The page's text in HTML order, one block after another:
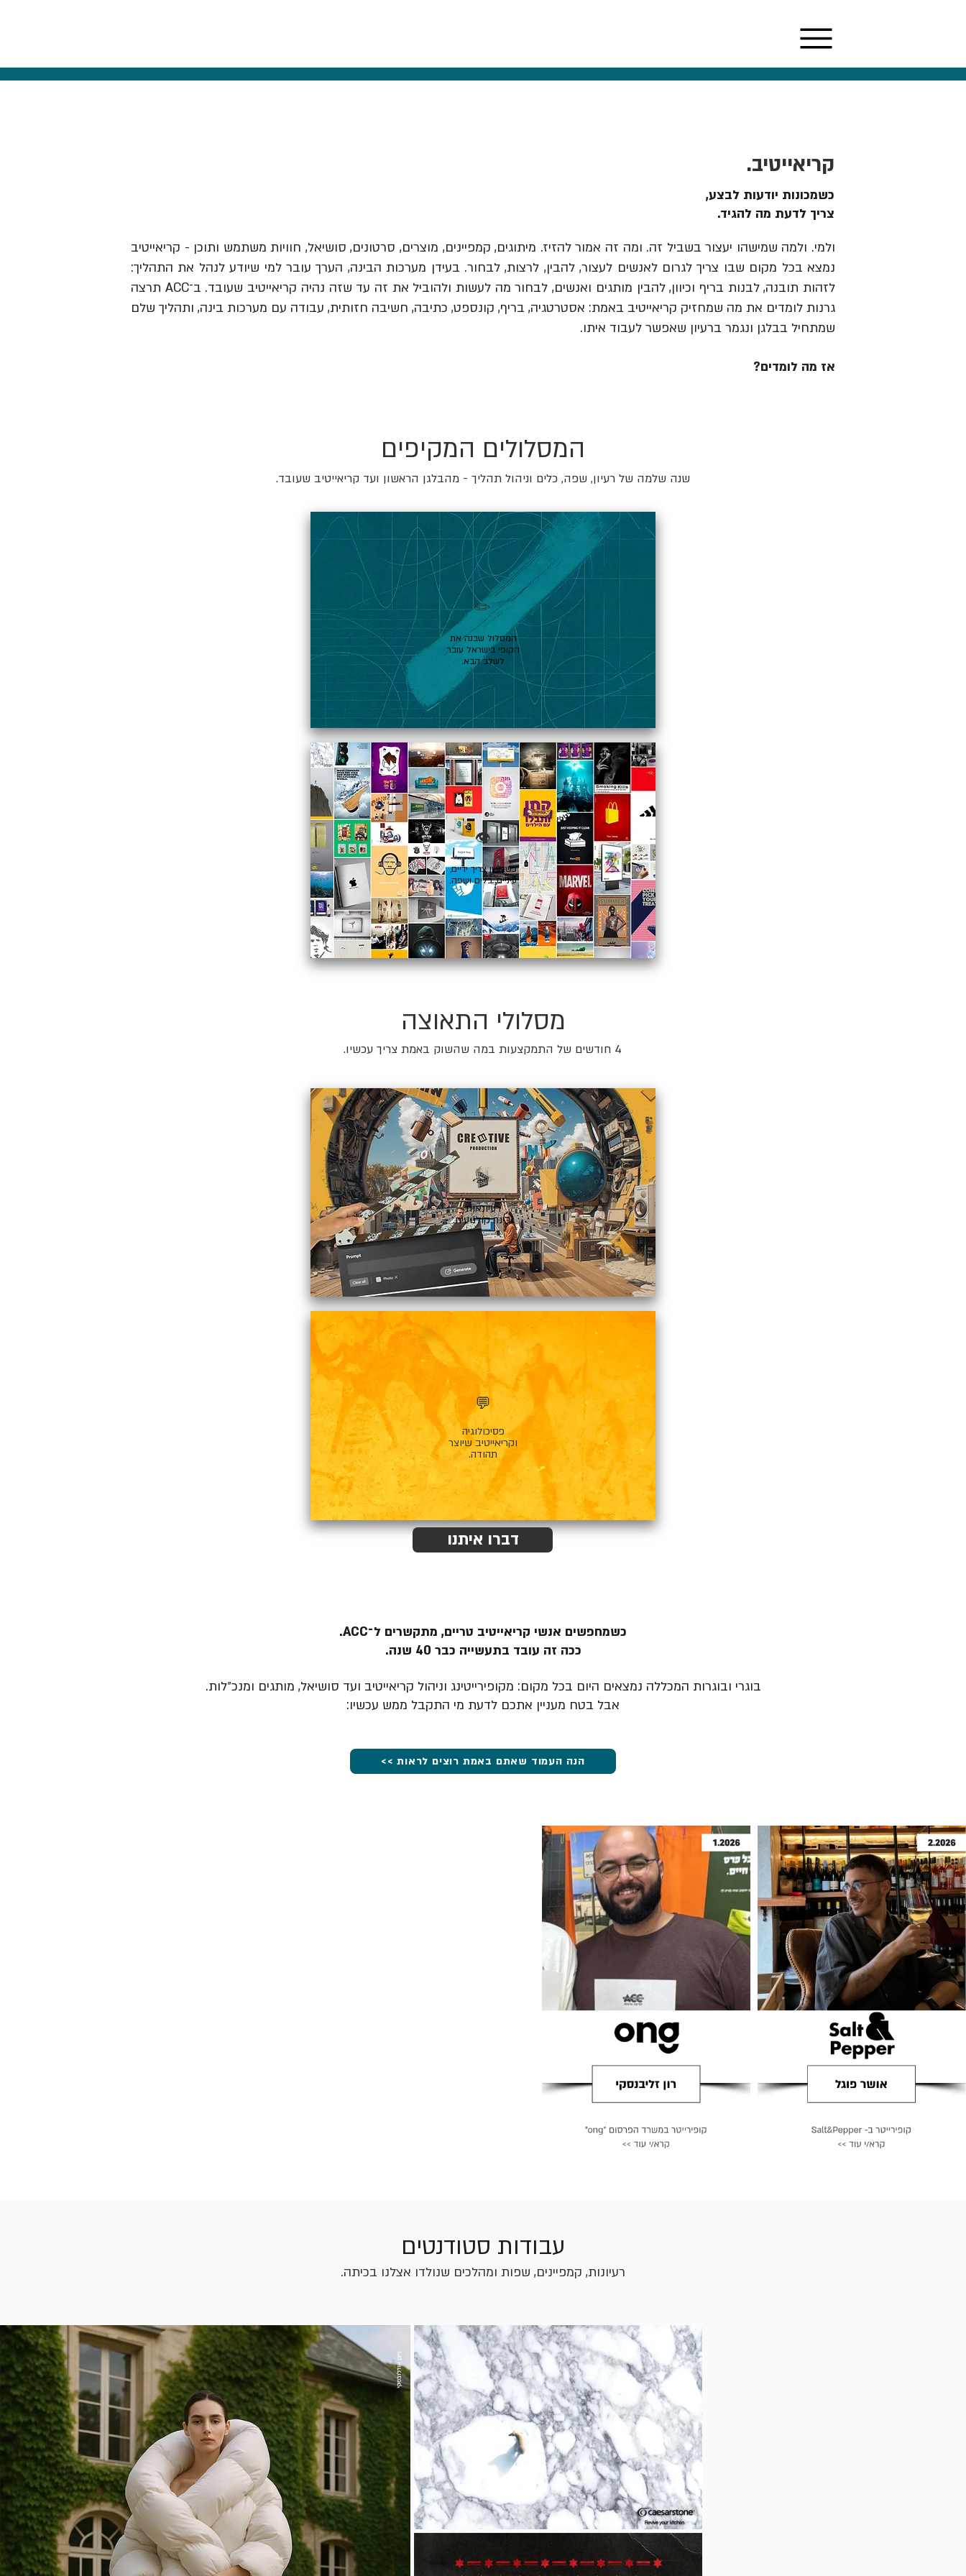
קריאייטיב.
כשמכונות יודעות לבצע,
צריך לדעת מה להגיד.
ולמי. ולמה שמישהו יעצור בשביל זה. ומה זה אמור להזיז. מיתוגים, קמפיינים, מוצרים, סרטונים, סושיאל, חוויות משתמש ותוכן - קריאייטיב
נמצא בכל מקום שבו צריך לגרום לאנשים לעצור, להבין, לרצות, לבחור. בעידן מערכות הבינה, הערך עובר למי שיודע לנהל את התהליך:
לזהות תובנה, לבנות בריף וכיוון, להבין מותגים ואנשים, לבחור מה לעשות ולהוביל את זה עד שזה נהיה קריאייטיב שעובד. ב־ACC תרצה
גרנות לומדים את מה שמחזיק קריאייטיב באמת: אסטרטגיה, בריף, קונספט, כתיבה, חשיבה חזותית, עבודה עם מערכות בינה, ותהליך שלם
שמתחיל בבלגן ונגמר ברעיון שאפשר לעבוד איתו.
אז מה לומדים?
המסלולים המקיפים
שנה שלמה של רעיון, שפה, כלים וניהול תהליך - מהבלגן הראשון ועד קריאייטיב שעובד.
✏️
המסלול שבנה את
הקופי בישראל עובר
לשלב הבא.
👁️
כשרעיון צריך ידיים,
עיניים, כלים ושפה.
מסלולי התאוצה
4 חודשים של התמקצעות במה שהשוק באמת צריך עכשיו.
🎬
רעיונאות
ובינה קולנועית.
💬
פסיכולוגיה
וקריאייטיב שיוצר
תהודה.
דברו איתנו
כשמחפשים אנשי קריאייטיב טריים, מתקשרים ל־ACC.
ככה זה עובד בתעשייה כבר 40 שנה.
בוגרי ובוגרות המכללה נמצאים היום בכל מקום: מקופירייטינג וניהול קריאייטיב ועד סושיאל, מותגים ומנכ״לות.
אבל בטח מעניין אתכם לדעת מי התקבל ממש עכשיו:
הנה העמוד שאתם באמת רוצים לראות >>
עבודות סטודנטים
רעיונות, קמפיינים, שפות ומהלכים שנולדו אצלנו בכיתה.